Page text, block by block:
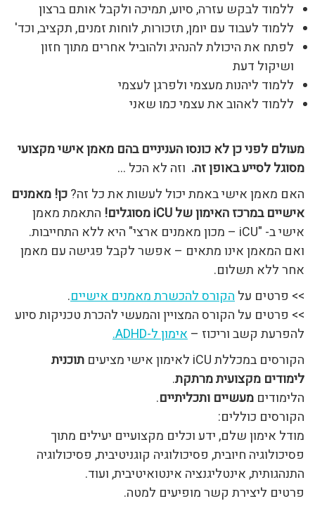
ללמוד לבקש עזרה, סיוע, תמיכה ולקבל אותם ברצון
ללמוד לעבוד עם יומן, תזכורות, לוחות זמנים, תקציב, וכד'
לפתח את היכולת להנהיג ולהוביל אחרים מתוך חזון
ושיקול דעת
ללמוד ליהנות מעצמי ולפרגן לעצמי
ללמוד לאהוב את עצמי כמו שאני
מעולם לפני כן לא כונסו העניניים בהם מאמן אישי מקצועי
מסוגל לסייע באופן זה. וזה לא הכל …
האם מאמן אישי באמת יכול לעשות את כל זה?כן! מאמנים
אישיים במרכז האימון של iCU מסוגלים!
התאמת מאמן
אישי ב- "iCU – מכון מאמנים ארצי" היא ללא התחייבות.
ואם המאמן אינו מתאים – אפשר לקבל פגישה עם מאמן
אחר ללא תשלום.
>> פרטים עלהקורס להכשרת מאמנים אישיים.
>> פרטים על הקורס המצויין והמעשי להכרת טכניקות סיוע
להפרעת קשב וריכוז –אימון ל-ADHD.
הקורסים במכללת iCU לאימון אישי מציעים
תוכנית
לימודים מקצועית מרתקת.
הלימודים מעשיים ותכליתיים.
הקורסים כוללים:
מודל אימון שלם, ידע וכלים מקצועיים יעילים מתוך
פסיכולוגיה חיובית, פסיכולוגיה קוגניטיבית, פסיכולוגיה
התנהגותית, אינטליגנציה אינטואיטיבית, ועוד.
פרטים ליצירת קשר מופיעים למטה.